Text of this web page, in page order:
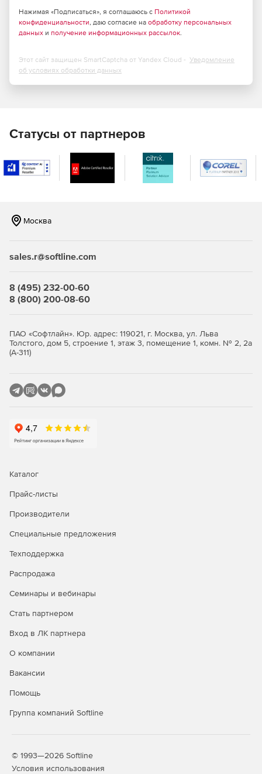
Нажимая «Подписаться», я соглашаюсь с Политикой
конфиденциальности, даю согласие на обработку персональных
данных и получение информационных рассылок.
Этот сайт защищен SmartCaptcha от Yandex Cloud - Уведомление
об условиях обработки данных
Статусы от партнеров
Москва
sales.r@softline.com
8 (495) 232-00-60
8 (800) 200-08-60
ПАО «Софтлайн». Юр. адрес: 119021, г. Москва, ул. Льва
Толстого, дом 5, строение 1, этаж 3, помещение 1, комн. № 2, 2а
(А-311)
Каталог
Прайс-листы
Производители
Специальные предложения
Техподдержка
Распродажа
Семинары и вебинары
Стать партнером
Вход в ЛК партнера
О компании
Вакансии
Помощь
Группа компаний Softline
© 1993—2026 Softline
Условия использования